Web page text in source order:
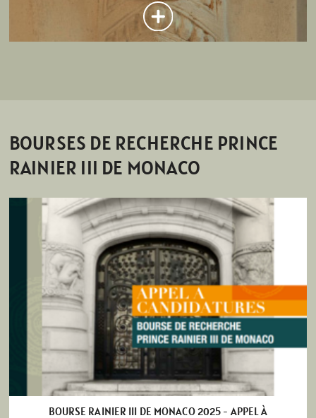
BOURSES DE RECHERCHE PRINCE
RAINIER III DE MONACO
BOURSE RAINIER III DE MONACO 2025 - APPEL À